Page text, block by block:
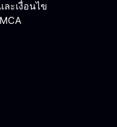
ะเงื่อนไข